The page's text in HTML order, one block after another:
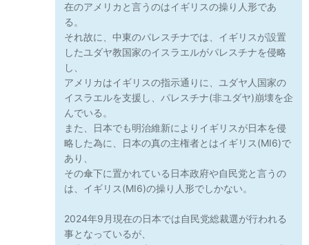
在のアメリカと言うのはイギリスの操り人形であ
る。
それ故に、中東のパレスチナでは、イギリスが設置
したユダヤ教国家のイスラエルがパレスチナを侵略
し、
アメリカはイギリスの指示通りに、ユダヤ人国家の
イスラエルを支援し、パレスチナ(非ユダヤ)崩壊を企
んでいる。
また、日本でも明治維新によりイギリスが日本を侵
略した為に、日本の真の主権者とはイギリス(MI6)で
あり、
その傘下に置かれている日本政府や自民党と言うの
は、イギリス(MI6)の操り人形でしかない。
2024年9月現在の日本では自民党総裁選が行われる
事となっているが、